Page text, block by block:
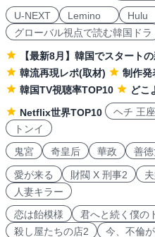
U-NEXT
Lemino Hulu
グローバル視点で読む韓国ドラ
【最新8月】韓国でスタート
韓流再現レポ(取材)
制作発
韓国TV視聴率TOP10
どこ
Netflix世界TOP10
ヘチ 王
トンイ
鬼宮
奇皇后 華政 善
愛が来る 財閥 X 刑事2
人妻キラー
恋は飴模様
君へと続く僕の
殺し屋たちの店2
今、不倫